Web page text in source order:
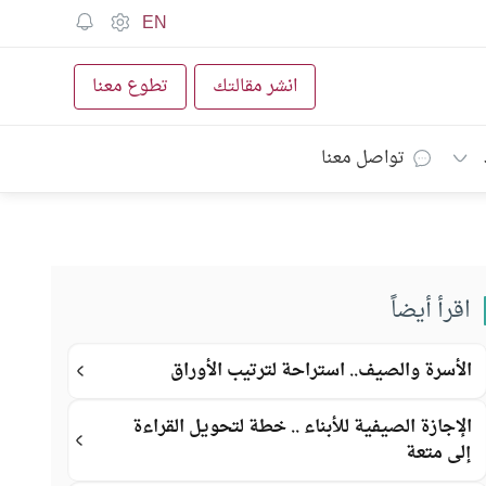
EN
انشر مقالتك تطوع معنا
تواصل معنا
اقرأ أيضاً
الأسرة والصيف.. استراحة لترتيب الأوراق
الإجازة الصيفية للأبناء .. خطة لتحويل القراءة
إلى متعة